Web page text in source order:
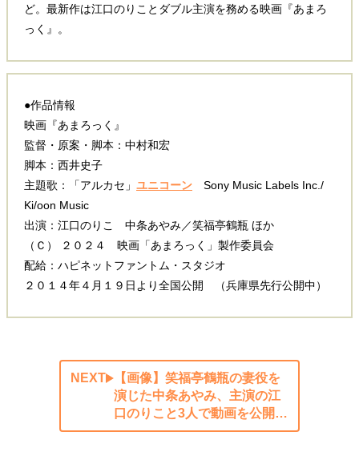
ど。最新作は江口のりことダブル主演を務める映画『あまろ
っく』。
●作品情報
映画『あまろっく』
監督・原案・脚本：中村和宏
脚本：西井史子
主題歌：「アルカセ」 ユニコーン Sony Music Labels Inc./
Ki/oon Music
出演：江口のりこ 中条あやみ／笑福亭鶴瓶 ほか
（Ｃ） ２０２４ 映画「あまろっく」製作委員会
配給：ハピネットファントム・スタジオ
２０１４年４月１９日より全国公開 （兵庫県先行公開中）
NEXT
【画像】笑福亭鶴瓶の妻役を
演じた中条あやみ、主演の江
口のりこと3人で動画を公開…